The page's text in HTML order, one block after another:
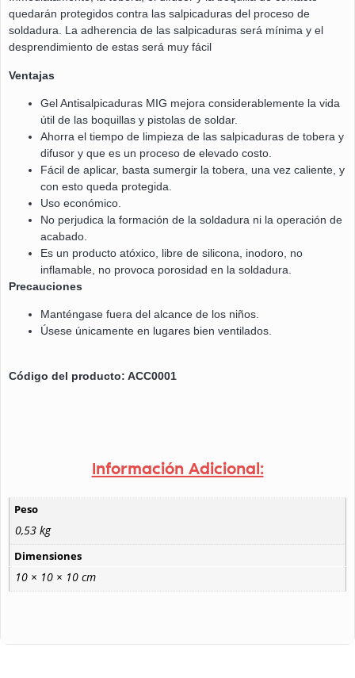
quedarán protegidos contra las salpicaduras del proceso de
soldadura. La adherencia de las salpicaduras será mínima y el
desprendimiento de estas será muy fácil
Ventajas
Gel Antisalpicaduras MIG mejora considerablemente la vida
útil de las boquillas y pistolas de soldar.
Ahorra el tiempo de limpieza de las salpicaduras de tobera y
difusor y que es un proceso de elevado costo.
Fácil de aplicar, basta sumergir la tobera, una vez caliente, y
con esto queda protegida.
Uso económico.
No perjudica la formación de la soldadura ni la operación de
acabado.
Es un producto atóxico, libre de silicona, inodoro, no
inflamable, no provoca porosidad en la soldadura.
Precauciones
Manténgase fuera del alcance de los niños.
Úsese únicamente en lugares bien ventilados.
Código del producto: ACC0001
Información Adicional:
Peso
0,53 kg
Dimensiones
10 × 10 × 10 cm